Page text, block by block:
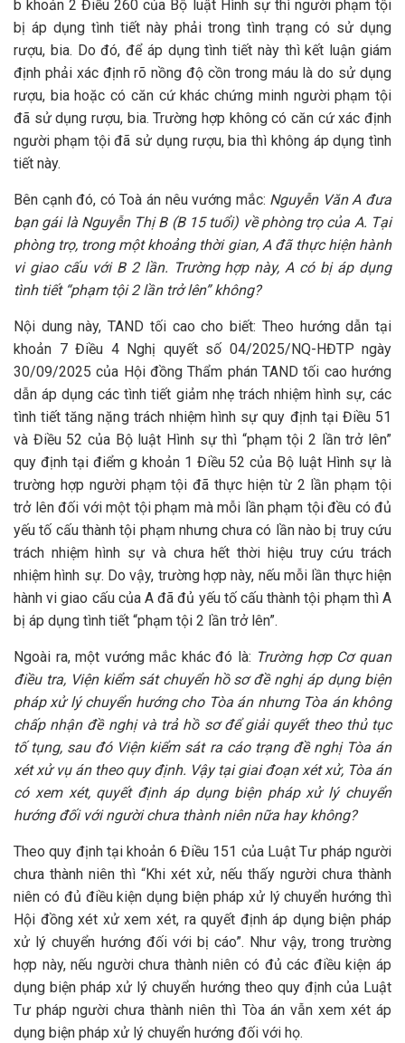
b khoản 2 Điều 260 của Bộ luật Hình sự thì người phạm tội
bị áp dụng tình tiết này phải trong tình trạng có sử dụng
rượu, bia. Do đó, để áp dụng tình tiết này thì kết luận giám
định phải xác định rõ nồng độ cồn trong máu là do sử dụng
rượu, bia hoặc có căn cứ khác chứng minh người phạm tội
đã sử dụng rượu, bia. Trường hợp không có căn cứ xác định
người phạm tội đã sử dụng rượu, bia thì không áp dụng tình
tiết này.
Bên cạnh đó, có Toà án nêu vướng mắc: Nguyễn Văn A đưa
bạn gái là Nguyễn Thị B (B 15 tuổi) về phòng trọ của A. Tại
phòng trọ, trong một khoảng thời gian, A đã thực hiện hành
vi giao cấu với B 2 lần. Trường hợp này, A có bị áp dụng
tình tiết “phạm tội 2 lần trở lên” không?
Nội dung này, TAND tối cao cho biết: Theo hướng dẫn tại
khoản 7 Điều 4 Nghị quyết số 04/2025/NQ-HĐTP ngày
30/09/2025 của Hội đồng Thẩm phán TAND tối cao hướng
dẫn áp dụng các tình tiết giảm nhẹ trách nhiệm hình sự, các
tình tiết tăng nặng trách nhiệm hình sự quy định tại Điều 51
và Điều 52 của Bộ luật Hình sự thì “phạm tội 2 lần trở lên”
quy định tại điểm g khoản 1 Điều 52 của Bộ luật Hình sự là
trường hợp người phạm tội đã thực hiện từ 2 lần phạm tội
trở lên đối với một tội phạm mà mỗi lần phạm tội đều có đủ
yếu tố cấu thành tội phạm nhưng chưa có lần nào bị truy cứu
trách nhiệm hình sự và chưa hết thời hiệu truy cứu trách
nhiệm hình sự. Do vậy, trường hợp này, nếu mỗi lần thực hiện
hành vi giao cấu của A đã đủ yếu tố cấu thành tội phạm thì A
bị áp dụng tình tiết “phạm tội 2 lần trở lên”.
Ngoài ra, một vướng mắc khác đó là: Trường hợp Cơ quan
điều tra, Viện kiểm sát chuyển hồ sơ đề nghị áp dụng biện
pháp xử lý chuyển hướng cho Tòa án nhưng Tòa án không
chấp nhận đề nghị và trả hồ sơ để giải quyết theo thủ tục
tố tụng, sau đó Viện kiểm sát ra cáo trạng đề nghị Tòa án
xét xử vụ án theo quy định. Vậy tại giai đoạn xét xử, Tòa án
có xem xét, quyết định áp dụng biện pháp xử lý chuyển
hướng đối với người chưa thành niên nữa hay không?
Theo quy định tại khoản 6 Điều 151 của Luật Tư pháp người
chưa thành niên thì “Khi xét xử, nếu thấy người chưa thành
niên có đủ điều kiện dụng biện pháp xử lý chuyển hướng thì
Hội đồng xét xử xem xét, ra quyết định áp dụng biện pháp
xử lý chuyển hướng đối với bị cáo”. Như vậy, trong trường
hợp này, nếu người chưa thành niên có đủ các điều kiện áp
dụng biện pháp xử lý chuyển hướng theo quy định của Luật
Tư pháp người chưa thành niên thì Tòa án vẫn xem xét áp
dụng biện pháp xử lý chuyển hướng đối với họ.